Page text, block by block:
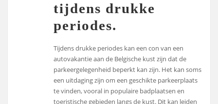
tijdens drukke
periodes.
Tijdens drukke periodes kan een con van een
autovakantie aan de Belgische kust zijn dat de
parkeergelegenheid beperkt kan zijn. Het kan soms
een uitdaging zijn om een geschikte parkeerplaats
te vinden, vooral in populaire badplaatsen en
toeristische gebieden langs de kust. Dit kan leiden